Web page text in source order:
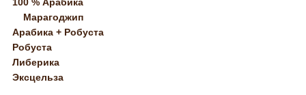
Марагоджип
Арабика + Робуста
Робуста
Либерика
Эксцельза